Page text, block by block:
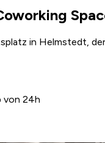
in Helmstedt,
von 24h